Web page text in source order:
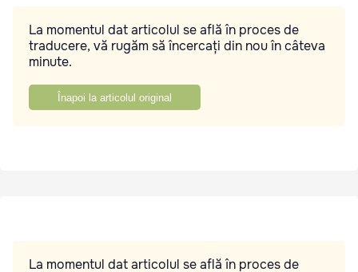
La momentul dat articolul se află în proces de
traducere, vă rugăm să încercați din nou în câteva
minute.
Înapoi la articolul original
La momentul dat articolul se află în proces de